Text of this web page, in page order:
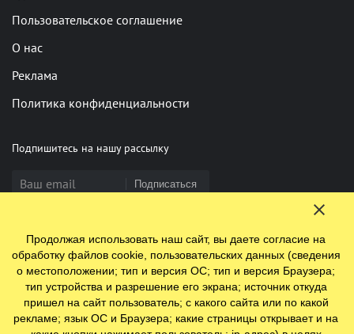
Пользовательское соглашение
О нас
Реклама
Политика конфиденциальности
Подпишитесь на нашу рассылку
Подписаться
Нашли опечатку? Выделите фрагмент и нажмите Ctrl+Enter
© 2009-2026 ООО "Ефинланд.ру". ОГРН 1197847110438.
Юр. адрес: 196084, г. Санкт-Петербург, ул. Цветочная, д. 16,
Продолжая использовать наш сайт, вы даете согласие на
обработку файлов cookie, пользовательских данных (сведения
о местоположении; тип и версия ОС; тип и версия Браузера;
тип устройства и разрешение его экрана; источник откуда
пришел на сайт пользователь; с какого сайта или по какой
рекламе; язык ОС и Браузера; какие страницы открывает и на